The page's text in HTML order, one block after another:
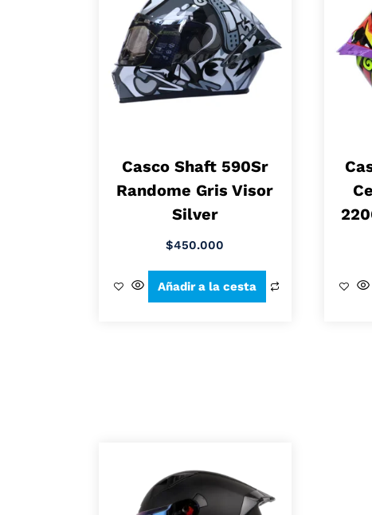
Casco Shaft 590Sr
Randome Gris Visor
Silver
$450.000
Añadir a la cesta